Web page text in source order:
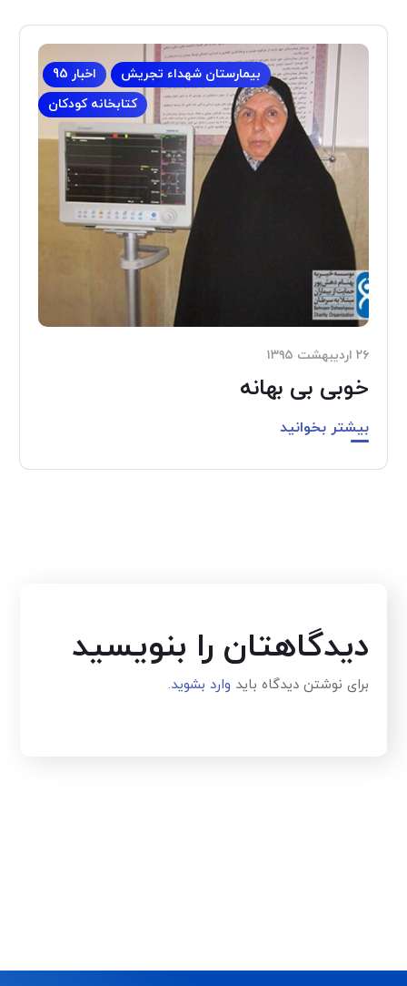
اخبار 95
بیمارستان شهداء تجریش
کتابخانه کودکان
۲۶ اردیبهشت ۱۳۹۵
خوبی بی بهانه
بیشتر بخوانید
دیدگاهتان را بنویسید
برای نوشتن دیدگاه باید وارد بشوید.